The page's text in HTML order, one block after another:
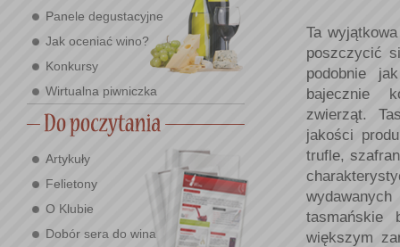
Panele degustacyjne
Jak oceniać wino?
Konkursy
Wirtualna piwniczka
Artykuły
Felietony
O Klubie
Dobór sera do wina
Ta
poszczycić
podobnie
bajecznie
zwierząt.
jakości
trufle,
tasmańskie
większym